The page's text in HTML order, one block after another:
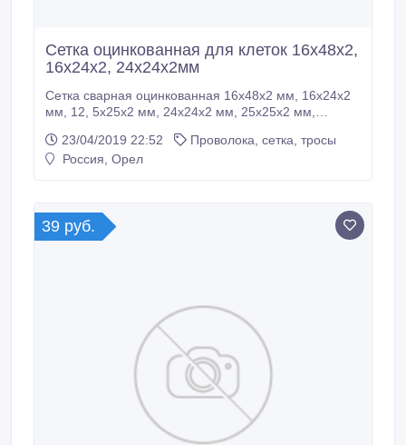
Сетка оцинкованная для клеток 16х48х2,
16х24х2, 24х24х2мм
Сетка сварная оцинкованная 16х48х2 мм, 16х24х2
мм, 12, 5х25х2 мм, 24х24х2 мм, 25х25х2 мм,
изготовления клеток, птичников, звероферм, в
строительстве рулоны 10-150м. 8 (4862) 48-58-05,
23/04/2019 22:52
Проволока, сетка, тросы
Россия, Орел
39 руб.